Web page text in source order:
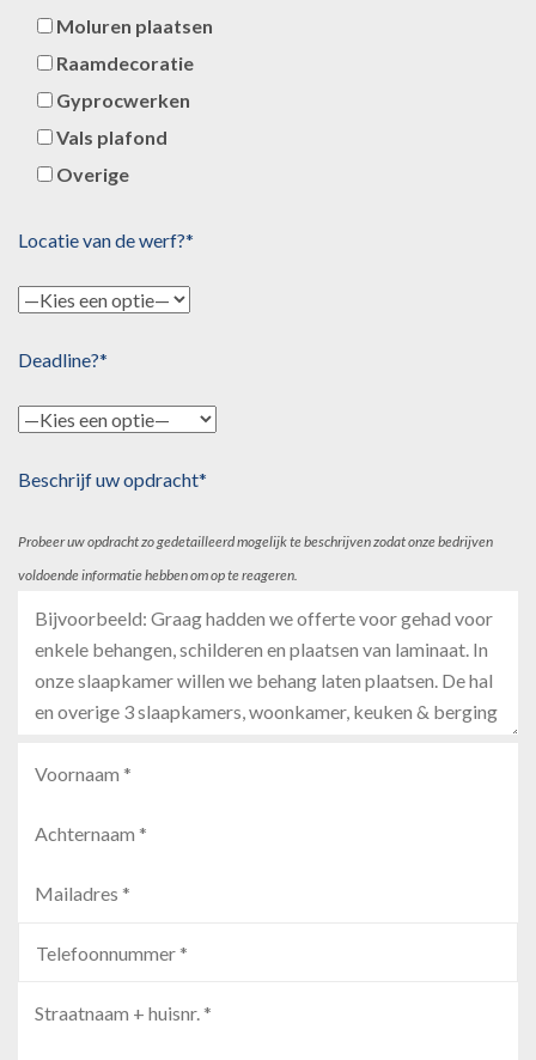
Moluren plaatsen
Raamdecoratie
Gyprocwerken
Vals plafond
Overige
Locatie van de werf?*
Deadline?*
Beschrijf uw opdracht*
Probeer uw opdracht zo gedetailleerd mogelijk te beschrijven zodat onze bedrijven
voldoende informatie hebben om op te reageren.